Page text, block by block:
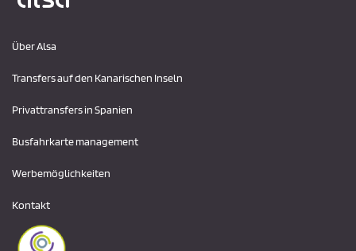
Über Alsa
Transfers auf den Kanarischen Inseln
Privattransfers in Spanien
Busfahrkarte management
Werbemöglichkeiten
Kontakt